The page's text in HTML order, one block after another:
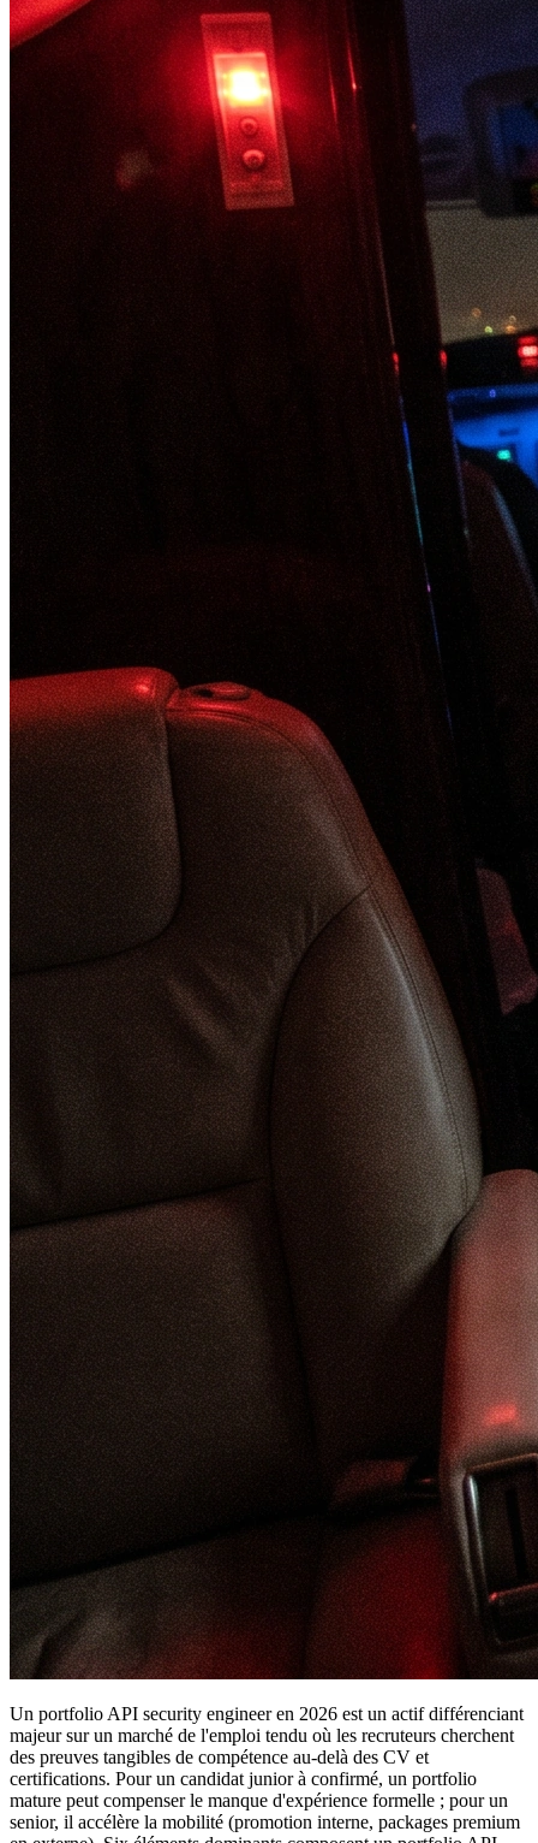
Un portfolio API security engineer en 2026 est un actif différenciant
majeur sur un marché de l'emploi tendu où les recruteurs cherchent
des preuves tangibles de compétence au-delà des CV et
certifications. Pour un candidat junior à confirmé, un portfolio
mature peut compenser le manque d'expérience formelle ; pour un
senior, il accélère la mobilité (promotion interne, packages premium